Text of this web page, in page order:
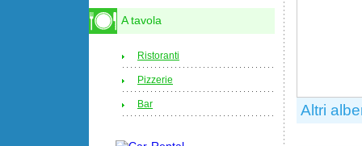
Altri
A tavola
Ristoranti
Pizzerie
Bar